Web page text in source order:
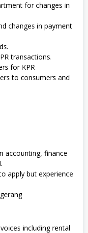
for changes in
changes in payment
transactions.
for KPR
to consumers and
accounting, finance
apply but experience
including rental